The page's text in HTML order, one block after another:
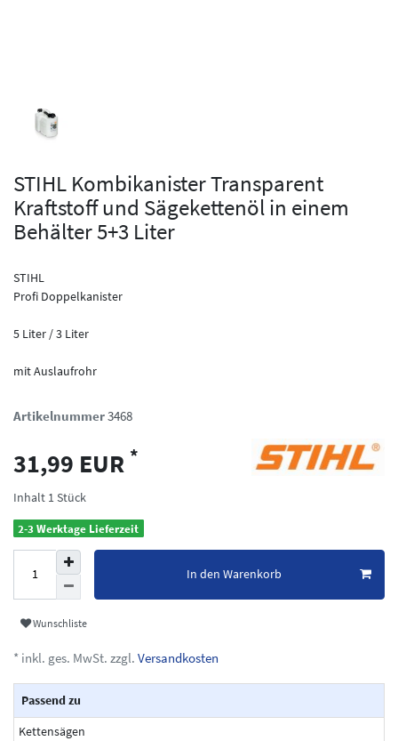
STIHL Kombikanister Transparent
Kraftstoff und Sägekettenöl in einem
Behälter 5+3 Liter
STIHL
Profi Doppelkanister
5 Liter / 3 Liter
mit Auslaufrohr
Artikelnummer3468
31,99 EUR *
Inhalt 1 Stück
2-3 Werktage Lieferzeit
In den Warenkorb
Wunschliste
* inkl. ges. MwSt. zzgl. Versandkosten
Passend zu
Kettensägen